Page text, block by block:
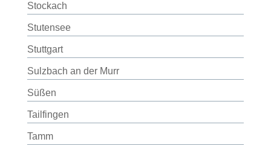
Stockach
Stutensee
Stuttgart
Sulzbach an der Murr
Süßen
Tailfingen
Tamm